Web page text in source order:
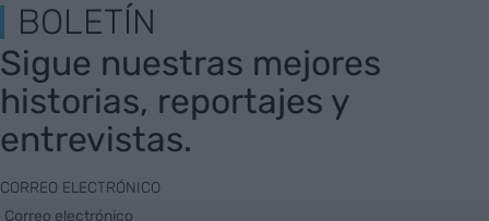
BOLETÍN
Sigue nuestras mejores
historias, reportajes y
entrevistas.
CORREO ELECTRÓNICO